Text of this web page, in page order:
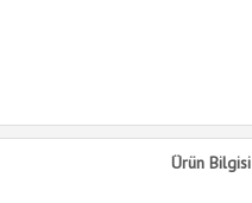
Ürün Bilgisi